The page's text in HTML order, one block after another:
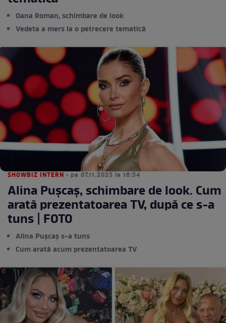
Oana Roman, schimbare de look
Vedeta a mers la o petrecere tematică
SHOWBIZ INTERN • pe 07.11.2025 la 16:54
Alina Pușcaș, schimbare de look. Cum
arată prezentatoarea TV, după ce s-a
tuns | FOTO
Alina Pușcaș s-a tuns
Cum arată acum prezentatoarea TV